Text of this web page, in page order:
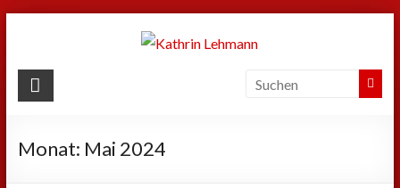
springen
Kathrin
Sport
Monat: Mai 2024